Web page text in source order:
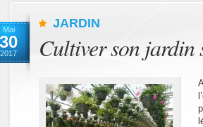
Mai
30
2017
JARDIN
Cultiver son jardin